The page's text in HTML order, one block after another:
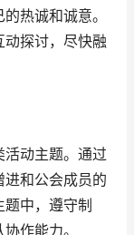
热诚和诚意。
探讨，尽快融
动主题。通过
和公会成员的
中，遵守制
作能力。